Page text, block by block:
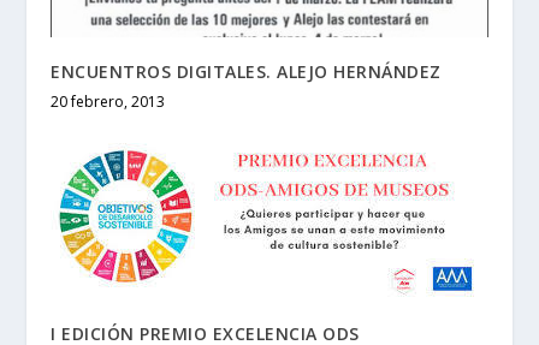
ENCUENTROS DIGITALES. ALEJO HERNÁNDEZ
20 febrero, 2013
I EDICIÓN PREMIO EXCELENCIA ODS